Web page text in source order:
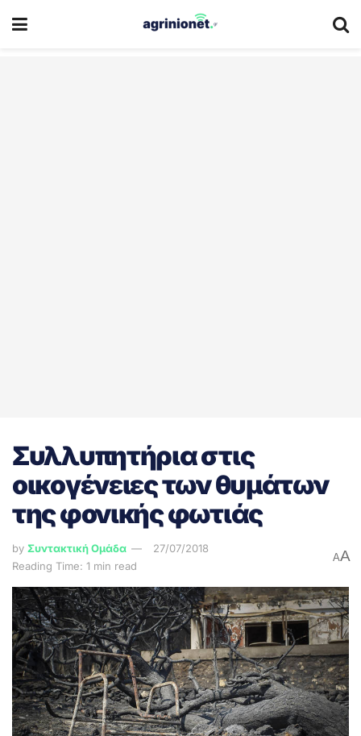
Συλλυπητήρια στις
οικογένειες των θυμάτων
της φονικής φωτιάς
by Συντακτική Ομάδα
27/07/2018
Reading Time: 1 min read
AA